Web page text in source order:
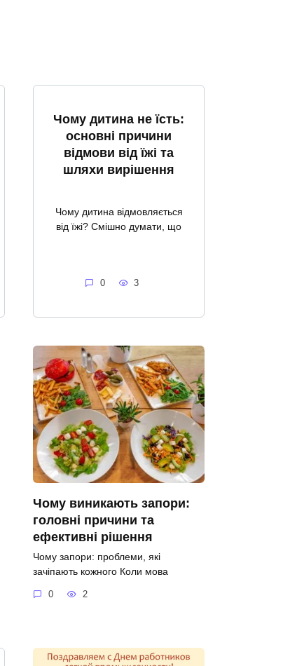
Чому дитина не їсть:
основні причини
відмови від їжі та
шляхи вирішення
Чому дитина відмовляється
від їжі? Смішно думати, що
0 3
Чому виникають запори:
головні причини та
ефективні рішення
Чому запори: проблеми, які
зачіпають кожного Коли мова
0 2